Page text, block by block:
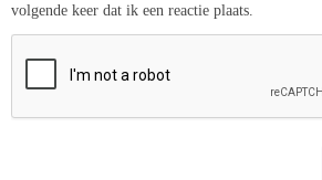
volgende keer dat ik een reactie plaats.